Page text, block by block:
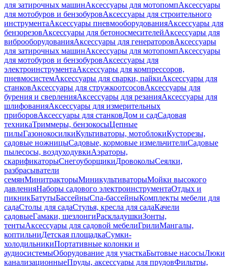
для затирочных машинАксессуары для мотопомпАксессуары
для мотобуров и бензобуровАксессуары для строительного
инструментаАксессуары пневмооборудованияАксессуары для
бензорезовАксессуары для бетоносмесителейАксессуары для
виброоборудованияАксессуары для генераторовАксессуары
для затирочных машинАксессуары для мотопомпАксессуары
для мотобуров и бензобуровАксессуары для
электроинструментаАксессуары для компрессоров,
пневмосистемАксессуары для сварки, пайкиАксессуары для
станковАксессуары для стружкоотсосовАксессуары для
бурения и сверленияАксессуары для резанияАксессуары для
шлифованияАксессуары для измерительных
приборовАксессуары для станковДом и садСадовая
техникаТриммеры, бензокосыЦепные
пилыГазонокосилкиКультиваторы, мотоблокиКусторезы,
садовые ножницыСадовые, кормовые измельчителиСадовые
пылесосы, воздуходувкиАэраторы,
скарификаторыСнегоуборщикиДровоколыСеялки,
разбрасыватели
семянМинитракторыМиникультиваторыМойки высокого
давленияНаборы садового электроинструментаОтдых и
пикникБатутыБассейныСпа-бассейныКомплекты мебели для
садаСтолы для садаСтулья, кресла для садаКачели
садовыеГамаки, шезлонгиРаскладушкиЗонты,
тентыАксессуары для садовой мебелиГрилиМангалы,
коптильниДетская площадкаСумки-
холодильникиПортативные колонки и
аудиосистемыОборудование для участкаБытовые насосыЛюки
канализационныеПруды, аксессуары для прудовФильтры,